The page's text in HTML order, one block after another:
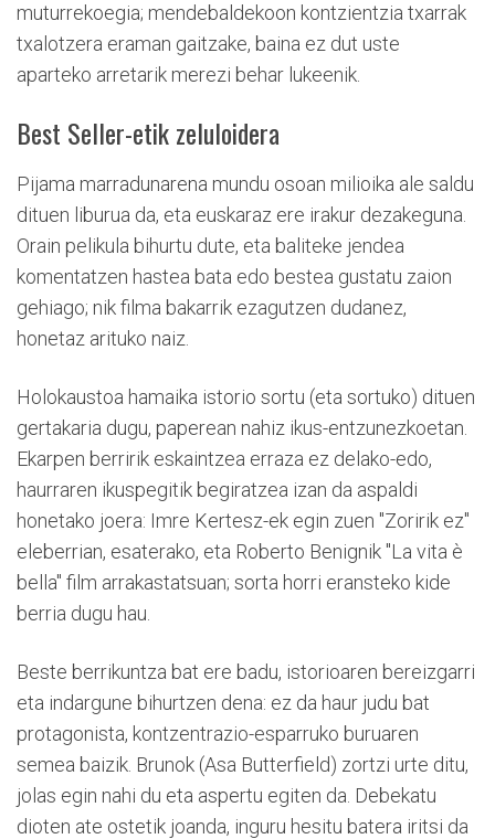
muturrekoegia; mendebaldekoon kontzientzia txarrak
txalotzera eraman gaitzake, baina ez dut uste
aparteko arretarik merezi behar lukeenik.
Best Seller-etik zeluloidera
Pijama marradunarena mundu osoan milioika ale saldu
dituen liburua da, eta euskaraz ere irakur dezakeguna.
Orain pelikula bihurtu dute, eta baliteke jendea
komentatzen hastea bata edo bestea gustatu zaion
gehiago; nik filma bakarrik ezagutzen dudanez,
honetaz arituko naiz.
Holokaustoa hamaika istorio sortu (eta sortuko) dituen
gertakaria dugu, paperean nahiz ikus-entzunezkoetan.
Ekarpen berririk eskaintzea erraza ez delako-edo,
haurraren ikuspegitik begiratzea izan da aspaldi
honetako joera: Imre Kertesz-ek egin zuen "Zoririk ez"
eleberrian, esaterako, eta Roberto Benignik "La vita è
bella" film arrakastatsuan; sorta horri eransteko kide
berria dugu hau.
Beste berrikuntza bat ere badu, istorioaren bereizgarri
eta indargune bihurtzen dena: ez da haur judu bat
protagonista, kontzentrazio-esparruko buruaren
semea baizik. Brunok (Asa Butterfield) zortzi urte ditu,
jolas egin nahi du eta aspertu egiten da. Debekatu
dioten ate ostetik joanda, inguru hesitu batera iritsi da